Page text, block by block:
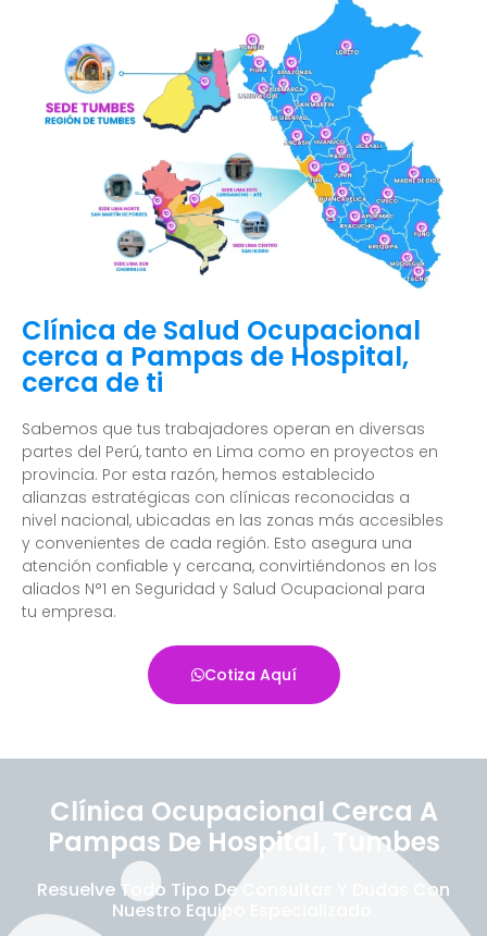
Clínica de Salud Ocupacional
cerca a Pampas de Hospital,
cerca de ti
Sabemos que tus trabajadores operan en diversas
partes del Perú, tanto en Lima como en proyectos en
provincia. Por esta razón, hemos establecido
alianzas estratégicas con clínicas reconocidas a
nivel nacional, ubicadas en las zonas más accesibles
y convenientes de cada región. Esto asegura una
atención confiable y cercana, convirtiéndonos en los
aliados N°1 en Seguridad y Salud Ocupacional para
tu empresa.
Cotiza Aquí
Clínica Ocupacional Cerca A
Pampas De Hospital, Tumbes
Resuelve Todo Tipo De Consultas Y Dudas Con
Nuestro Equipo Especializado.